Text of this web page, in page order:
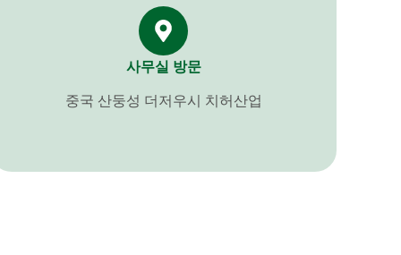
사무실 방문
중국 산둥성 더저우시 치허산업